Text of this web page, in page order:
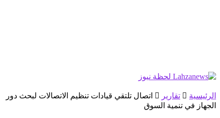
الرئيسية تقارير
اتصال تلتقي قيادات تنظيم الاتصالات لبحث دور
الجهاز في تنمية السوق